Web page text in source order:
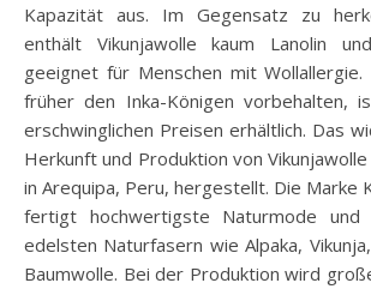
Kapazität aus. Im Gegensatz zu
enthält Vikunjawolle kaum Lanolin
geeignet für Menschen mit
früher den Inka-Königen vorbehalten,
erschwinglichen Preisen erhältlich. Das
Herkunft und Produktion von
in Arequipa, Peru, hergestellt. Die Marke
fertigt hochwertigste Naturmode und
edelsten Naturfasern wie Alpaka,
Baumwolle. Bei der Produktion wird